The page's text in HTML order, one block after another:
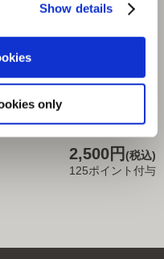
Show details
only
ルライト
商品を選びなおす
2,500円(税込)
125ポイント付与